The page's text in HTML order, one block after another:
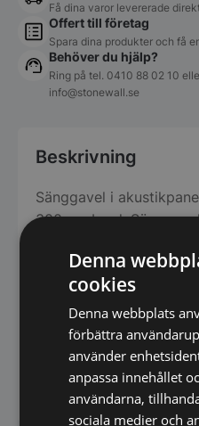
Få dina varor levererade
Offert till företag
Spara dina produkter och få
Behöver du hjälp?
Ring på tel. 0410 88 02 10
info@stonewall.se
Beskrivning
Sänggavel i
300 cm bred.
Premium ribbväggar i
ett markant lyft till
akustik. Mått på
Sänggaveln levereras i
120x60x2 cm
Danmark i FSC-
material i akustikfilten.
Denna
cookies
Denna webbplats
förbättra
använder
anpassa innehållet
användarna,
sociala medier och